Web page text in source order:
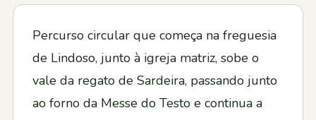
Percurso circular que começa na freguesia
de Lindoso, junto à igreja matriz, sobe o
vale da regato de Sardeira, passando junto
ao forno da Messe do Testo e continua a